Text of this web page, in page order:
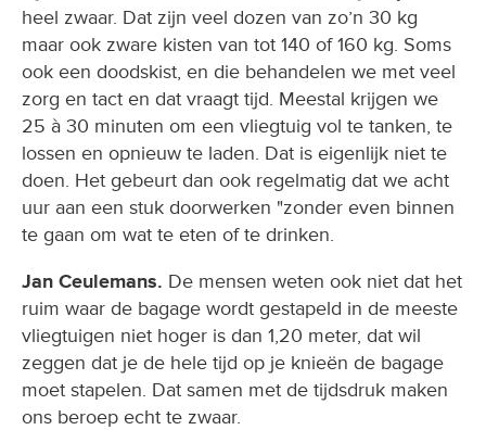
heel zwaar. Dat zijn veel dozen van zo’n 30 kg
maar ook zware kisten van tot 140 of 160 kg. Soms
ook een doodskist, en die behandelen we met veel
zorg en tact en dat vraagt tijd. Meestal krijgen we
25 à 30 minuten om een vliegtuig vol te tanken, te
lossen en opnieuw te laden. Dat is eigenlijk niet te
doen. Het gebeurt dan ook regelmatig dat we acht
uur aan een stuk doorwerken "zonder even binnen
te gaan om wat te eten of te drinken.
Jan Ceulemans. De mensen weten ook niet dat het
ruim waar de bagage wordt gestapeld in de meeste
vliegtuigen niet hoger is dan 1,20 meter, dat wil
zeggen dat je de hele tijd op je knieën de bagage
moet stapelen. Dat samen met de tijdsdruk maken
ons beroep echt te zwaar.